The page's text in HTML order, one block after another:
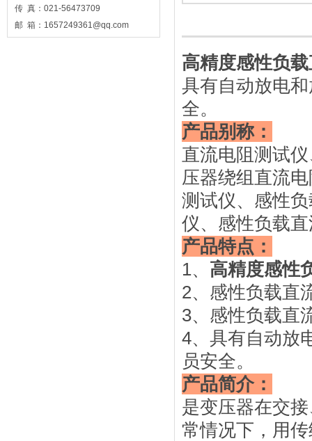
传 真：021-56473709
邮 箱：1657249361@qq.com
高精度感性负
具有自动放电
全。
产品别称：
直流电阻测试
压器绕组直流
测试仪、感性
仪、感性负载
产品特点：
1、 高精度感性
2、感性负载直
3、感性负载直
4、具有自动放
员安全。
产品简介：
是变压器在交
常情况下，用